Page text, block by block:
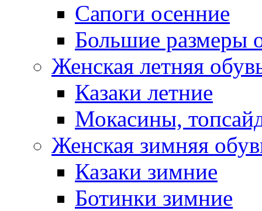
Сапоги осенние
Большие размеры
Женская летняя
Казаки летние
Мокасины,
Женская зимняя
Казаки зимние
Ботинки зимние